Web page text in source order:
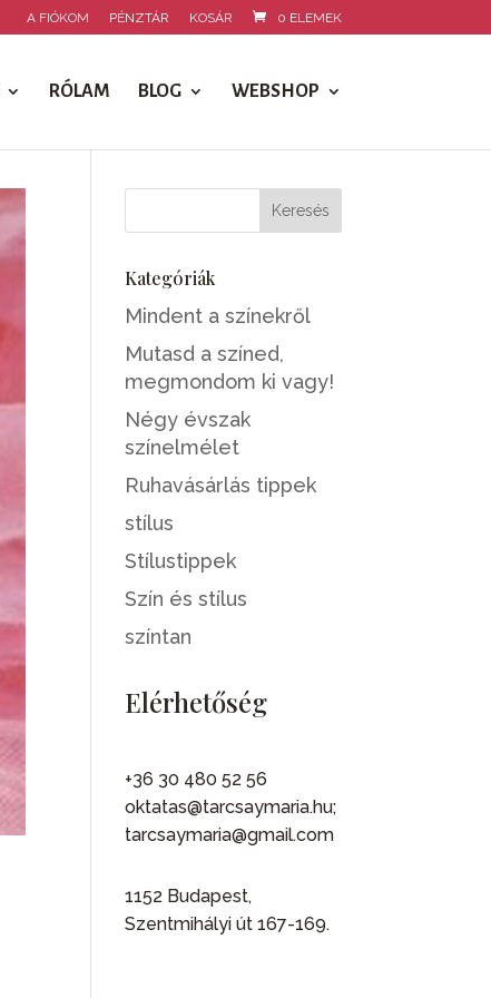
A FIÓKOM PÉNZTÁR KOSÁR 0 ELEMEK
RÓLAM BLOG WEBSHOP
Kategóriák
Mindent a színekről
Mutasd a színed,
megmondom ki vagy!
Négy évszak
színelmélet
Ruhavásárlás tippek
stílus
Stílustippek
Szín és stílus
színtan
Elérhetőség
+36 30 480 52 56
oktatas@tarcsaymaria.hu;
tarcsaymaria@gmail.com
1152 Budapest,
Szentmihályi út 167-169.